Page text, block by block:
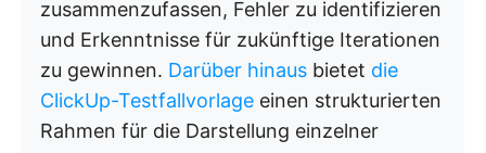
zusammenzufassen, Fehler zu identifizieren
und Erkenntnisse für zukünftige Iterationen
zu gewinnen. Darüber hinaus bietet die
ClickUp-Testfallvorlage einen strukturierten
Rahmen für die Darstellung einzelner